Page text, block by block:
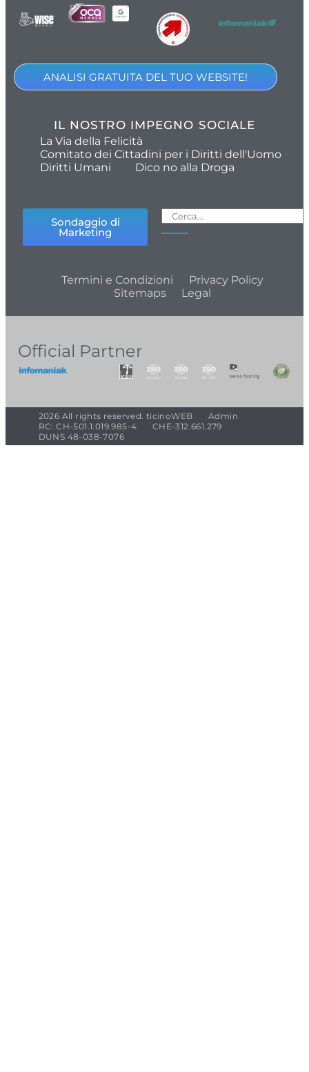
ANALISI GRATUITA DEL TUO WEBSITE!
IL NOSTRO IMPEGNO SOCIALE
La Via della Felicità
Comitato dei Cittadini per i Diritti dell'Uomo
Diritti Umani
Dico no alla Droga
Sondaggio di
Marketing
Termini e Condizioni
Privacy Policy
Sitemaps
Legal
Official Partner
2026 All rights reserved. ticinoWEB
Admin
RC: CH-501.1.019.985-4
CHE-312.661.279
DUNS 48-038-7076